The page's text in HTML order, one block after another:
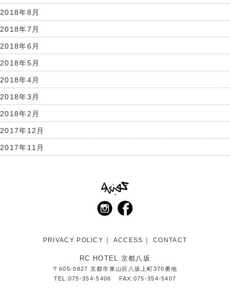
2018年8月
2018年7月
2018年6月
2018年5月
2018年4月
2018年3月
2018年2月
2017年12月
2017年11月
PRIVACY POLICY ACCESS CONTACT
RC HOTEL 京都八坂
〒605-0827 京都市東山区八坂上町370番地
TEL:075-354-5406
FAX:075-354-5407